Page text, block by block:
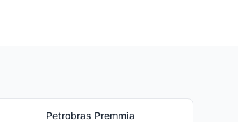
Petrobras Premmia